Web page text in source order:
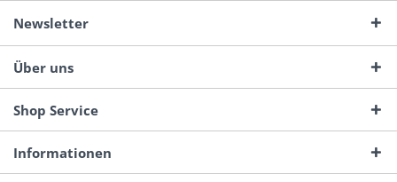
Newsletter
Über uns
Shop Service
Informationen